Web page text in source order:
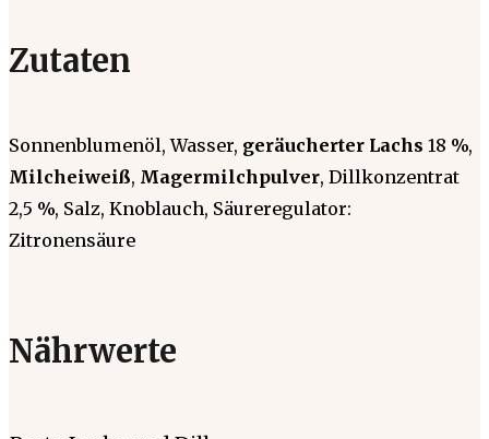
Zutaten
Sonnenblumenöl, Wasser, geräucherter Lachs 18 %,
Milcheiweiß, Magermilchpulver, Dillkonzentrat
2,5 %, Salz, Knoblauch, Säureregulator:
Zitronensäure
Nährwerte